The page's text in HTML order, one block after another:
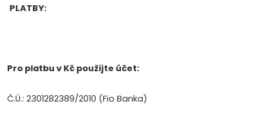
PLATBY:
Pro platbu v Kč použijte účet:
Č.Ú.: 2301282389/2010 (Fio Banka)